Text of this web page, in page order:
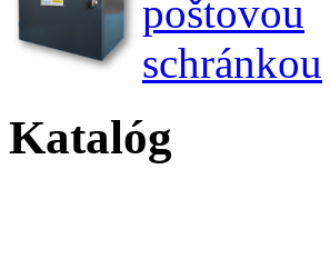
Katalóg